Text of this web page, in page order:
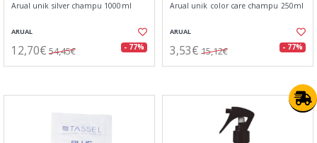
Arual unik silver champu 1000ml
ARUAL
12,70€ 54,45€ - 77%
Arual unik color care champu 250ml
ARUAL
3,53€ 15,12€ - 77%